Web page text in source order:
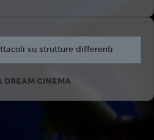
su strutture differenti
DREAM CINEMA